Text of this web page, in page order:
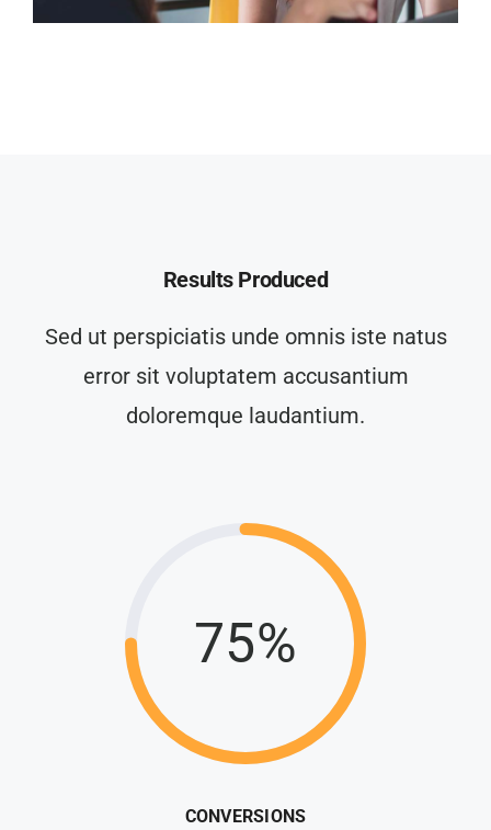
Results Produced
Sed ut perspiciatis unde omnis iste natus
error sit voluptatem accusantium
doloremque laudantium.
75%
CONVERSIONS